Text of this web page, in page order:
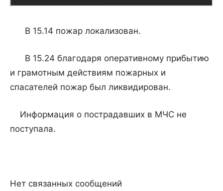
В 15.14 пожар локализован.
В 15.24 благодаря оперативному прибытию
и грамотным действиям пожарных и
спасателей пожар был ликвидирован.
Информация о пострадавших в МЧС не
поступала.
Нет связанных сообщений